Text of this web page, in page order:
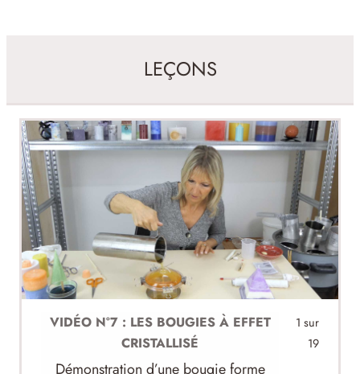
LEÇONS
1 sur
19
VIDÉO N°7 : LES BOUGIES À EFFET
CRISTALLISÉ
Démonstration d’une bougie forme